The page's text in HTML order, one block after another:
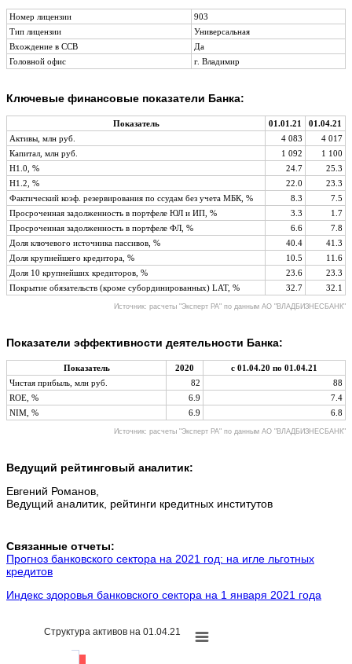
Номер лицензии
903
Тип лицензии
Универсальная
Вхождение в ССВ
Да
Головной офис
г. Владимир
Ключевые финансовые показатели Банка:
Показатель 01.01.21
01.04.21
Активы, млн руб.
4 083
4 017
Капитал, млн руб.
1 092
1 100
Н1.0, %
24.7
25.3
Н1.2, %
22.0
23.3
Фактический коэф. резервирования по ссудам без учета МБК, %
8.3
7.5
Просроченная задолженность в портфеле ЮЛ и ИП, %
3.3
1.7
Просроченная задолженность в портфеле ФЛ, %
6.6
7.8
Доля ключевого источника пассивов, %
40.4
41.3
Доля крупнейшего кредитора, %
10.5
11.6
Доля 10 крупнейших кредиторов, %
23.6
23.3
Покрытие обязательств (кроме субординированных) LAT, %
32.7 32.1
Источник: расчеты "Эксперт РА" по данным АО "ВЛАДБИЗНЕСБАНК"
Показатели эффективности деятельности Банка:
Показатель 2020
с 01.04.20 по 01.04.21
Чистая прибыль, млн руб.
82
88
ROE, %
6.9
7.4
NIM, %
6.9 6.8
Источник: расчеты "Эксперт РА" по данным АО "ВЛАДБИЗНЕСБАНК"
Ведущий рейтинговый аналитик:
Евгений Романов,
Ведущий аналитик, рейтинги кредитных институтов
Связанные отчеты:
Прогноз банковского сектора на 2021 год: на игле льготных
кредитов
Индекс здоровья банковского сектора на 1 января 2021 года
Структура активов на 01.04.21